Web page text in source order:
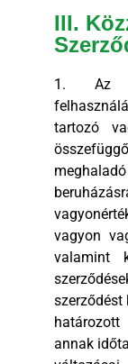
III.
1. Az
tartozó
vagyon
valamint
szerződést
annak